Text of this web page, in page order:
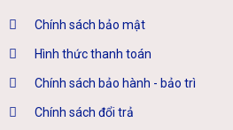
Chính sách bảo mật
Hình thức thanh toán
Chính sách bảo hành - bảo trì
Chính sách đổi trả